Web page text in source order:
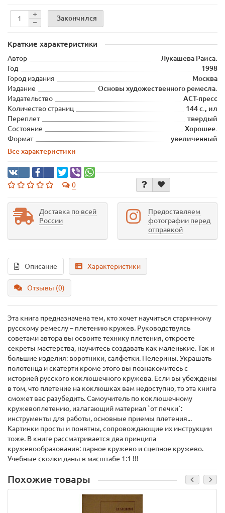
Закончился
Краткие характеристики
Автор
Лукашева Раиса.
Год
1998
Город издания
Москва
Издание
Основы художественного ремесла.
Издательство
АСТ-пресс
Количество страниц
144 с., ил
Переплет
твердый
Состояние
Хорошее.
Формат
увеличенный
Все характеристики
0
Доставка по всей
России
Предоставляем
фотографии перед
отправкой
Описание Характеристики
Отзывы (0)
Эта книга предназначена тем, кто хочет научиться старинному
русскому ремеслу – плетению кружев. Руководствуясь
советами автора вы освоите технику плетения, откроете
секреты мастерства, научитесь создавать как маленькие. Так и
большие изделия: воротники, салфетки. Пелерины. Украшать
полотенца и скатерти кроме этого вы познакомитесь с
историей русского коклюшечного кружева. Если вы убеждены
в том, что плетение на коклюшках вам недоступно, то эта книга
сможет вас разубедить. Самоучитель по коклюшечному
кружевоплетению, излагающий материал `от печки`:
инструменты для работы, основные приемы плетения...
Картинки просты и понятны, сопровождающие их инструкции
тоже. В книге рассматривается два принципа
кружевообразования: парное кружево и сцепное кружево.
Учебные сколки даны в масштабе 1:1 !!!
Похожие товары